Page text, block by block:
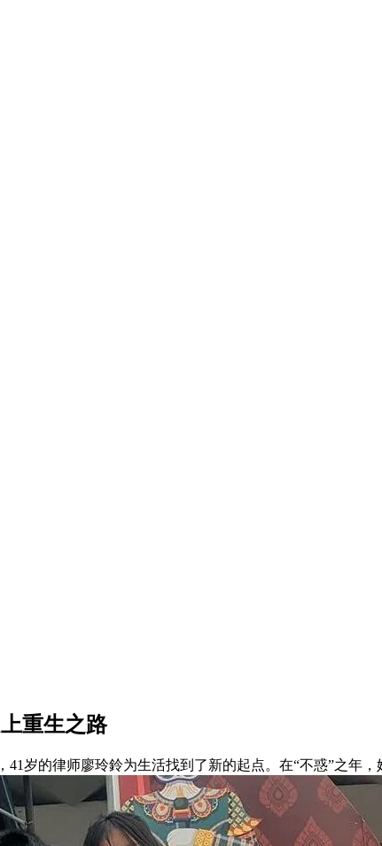
重生之路
岁的律师廖玲鈴为生活找到了新的起点。在“不惑”之年